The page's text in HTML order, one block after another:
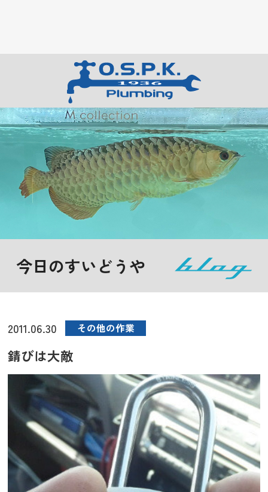
今日のすいどうや
2011.06.30 その他の作業
錆びは大敵